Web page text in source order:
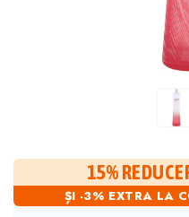
15%
ȘI -3% EXTRA LA